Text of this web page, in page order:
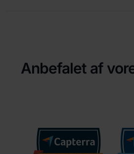
Anbefalet af